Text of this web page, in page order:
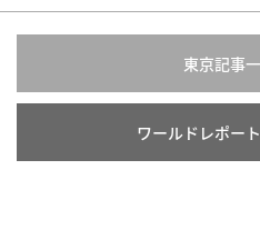
東京記事
ワールドレポー